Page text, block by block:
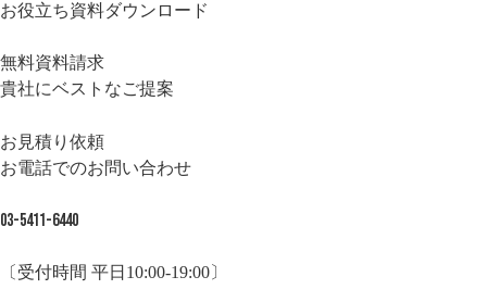
お役立ち資料ダウンロード
無料資料請求
貴社にベストなご提案
お見積り依頼
お電話でのお問い合わせ
03-5411-6440
〔受付時間 平日10:00-19:00〕